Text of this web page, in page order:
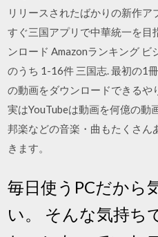
リリースされたばかりの新作
すぐ三国アプリで中華統一を目
ンロード Amazonランキング
のうち 1-16件 三国志. 最初の1
の動画をダウンロードできるや
実はYouTubeは動画を何億の動
邦楽などの音楽・曲もたくさん
きます。
毎日使うPCだから
い。 そんな気持ち